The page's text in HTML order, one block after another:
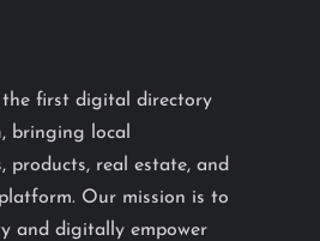
the first digital directory
, bringing local
products, real estate, and
Our mission is to
and digitally empower